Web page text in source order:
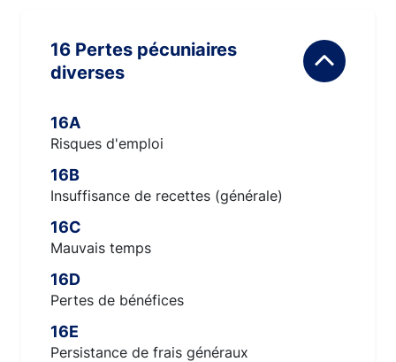
16 Pertes pécuniaires
diverses
16A
Risques d'emploi
16B
Insuffisance de recettes (générale)
16C
Mauvais temps
16D
Pertes de bénéfices
16E
Persistance de frais généraux